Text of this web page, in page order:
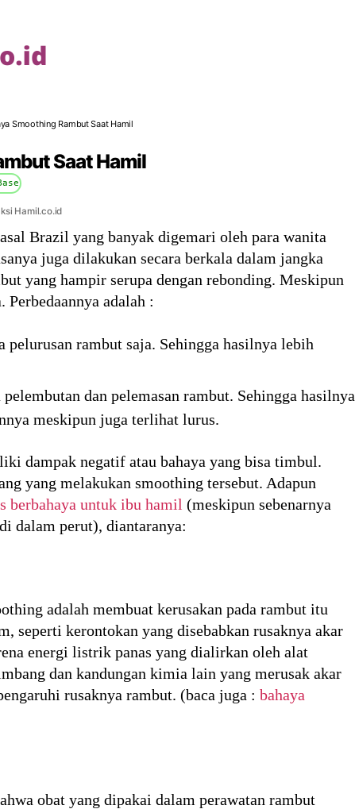
Smoothing Rambut Saat Hamil
Saat Hamil
Hamil.co.id
Brazil yang banyak digemari oleh para wanita
juga dilakukan secara berkala dalam jangka
yang hampir serupa dengan rebonding. Meskipun
adalah :
pelurusan rambut saja. Sehingga hasilnya lebih
dan pelemasan rambut. Sehingga hasilnya
meskipun juga terlihat lurus.
dampak negatif atau bahaya yang bisa timbul.
yang melakukan smoothing tersebut. Adapun
berbahaya untuk ibu hamil (meskipun sebenarnya
dalam perut), diantaranya:
adalah membuat kerusakan pada rambut itu
seperti kerontokan yang disebabkan rusaknya akar
energi listrik panas yang dialirkan oleh alat
dan kandungan kimia lain yang merusak akar
rusaknya rambut. (baca juga : bahaya
obat yang dipakai dalam perawatan rambut